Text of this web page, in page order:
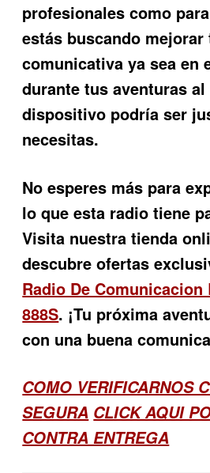
profesionales como
estás buscando mejorar
comunicativa ya sea en
durante tus aventuras
dispositivo podría ser
necesitas.
No esperes más para
lo que esta radio tiene
Visita nuestra tienda
descubre ofertas
Radio De Comunicacion
888S. ¡Tu próxima
con una buena
COMO VERIFICARNOS
SEGURA CLICK AQUI
CONTRA ENTREGA